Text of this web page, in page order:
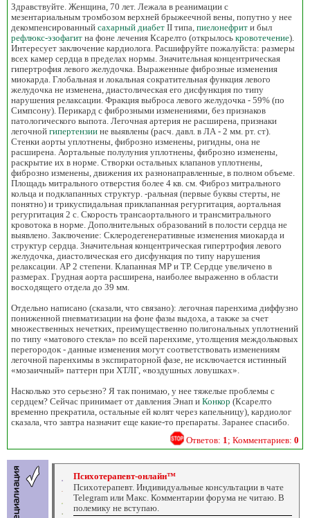
Здравствуйте. Женщина, 70 лет. Лежала в реанимации с
мезентариальным тромбозом верхней брыжеечной вены, попутно у нее
декомпенсированный сахарный диабет II типа, пиелонефрит и был
рефлюкс-эзофагит на фоне лечения Ксарелто (открылось кровотечение).
Интересует заключение кардиолога. Расшифруйте пожалуйста: размеры
всех камер сердца в пределах нормы. Значительная концентрическая
гипертрофия левого желудочка. Выраженные фиброзные изменения
миокарда. Глобальная и локальная сократительная функция левого
желудочка не изменена, диастолическая его дисфункция по типу
нарушения релаксации. Фракция выброса левого желудочка - 59% (по
Симпсону). Перикард с фиброзными изменениями, без признаков
патологического выпота. Легочная артерия не расширена, признаки
легочной гипертензии не выявлены (расч. давл. в ЛА - 2 мм. рт. ст).
Стенки аорты уплотнены, фиброзно изменены, ригидны, она не
расширена. Аортальные полулуния уплотнены, фиброзно изменены,
раскрытие их в норме. Створки остальных клапанов уплотнены,
фиброзно изменены, движения их разнонаправленные, в полном объеме.
Площадь митрального отверстия более 4 кв. см. Фиброз митрального
кольца и подклапанных структур. -ральная (первые буквы стерты, не
понятно) и трикуспидальная приклапанная регургитация, аортальная
регургитация 2 с. Скорость трансаортального и трансмитрального
кровотока в норме. Дополнительных образований в полости сердца не
выявлено. Заключение: Склеродегенеративные изменения миокарда и
структур сердца. Значительная концентрическая гипертрофия левого
желудочка, диастолическая его дисфункция по типу нарушения
релаксации. АР 2 степени. Клапанная МР и ТР. Сердце увеличено в
размерах. Грудная аорта расширена, наиболее выраженно в области
восходящего отдела до 39 мм.
Отдельно написано (сказали, что связано): легочная паренхима диффузно
пониженной пневматизации на фоне фазы выдоха, а также за счет
множественных нечетких, преимущественно полигональных уплотнений
по типу «матового стекла» по всей паренхиме, утолщения междольковых
перегородок - данные изменения могут соответствовать изменениям
легочной паренхимы в экспираторной фазе, не исключается истинный
«мозаичный» паттерн при ХТЛГ, «воздушных ловушках».
Насколько это серьезно? Я так понимаю, у нее тяжелые проблемы с
сердцем? Сейчас принимает от давления Энап и Конкор (Ксарелто
временно прекратила, остальные ей колят через капельницу), кардиолог
сказала, что завтра назначит еще какие-то препараты. Заранее спасибо.
Ответов: 1 ; Комментариев: 0
Психотерапевт-онлайн™
Психотерапевт. Индивидуальные консультации в чате
Telegram или Макс. Комментарии форума не читаю. В
полемику не вступаю.